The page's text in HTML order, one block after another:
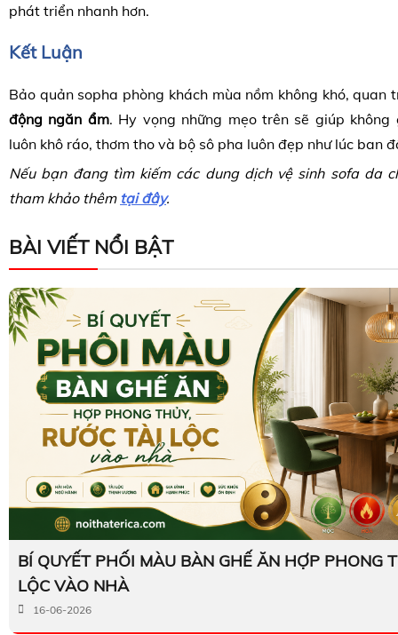
phát triển nhanh hơn.
Kết Luận
Bảo quản sopha phòng khách mùa nồm không khó,
động ngăn ẩm. Hy vọng những mẹo trên sẽ giúp không
luôn khô ráo, thơm tho và bộ sô pha luôn đẹp như lúc ban
Nếu bạn đang tìm kiếm các dung dịch vệ sinh sofa da
tham khảo thêm tại đây.
BÀI VIẾT NỔI BẬT
BÍ QUYẾT PHỐI MÀU BÀN GHẾ ĂN HỢP PHONG
LỘC VÀO NHÀ
16-06-2026